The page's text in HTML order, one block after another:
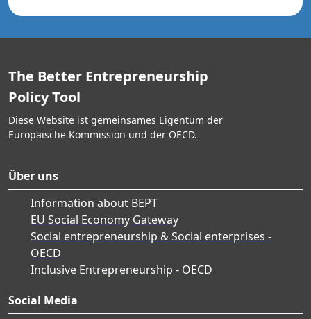
The Better Entrepreneurship
Policy Tool
Diese Website ist gemeinsames Eigentum der
Europäische Kommission und der OECD.
Über uns
Information about BEPT
EU Social Economy Gateway
Social entrepreneurship & Social enterprises -
OECD
Inclusive Entrepreneurship - OECD
Social Media